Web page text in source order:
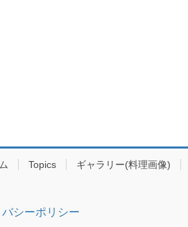
Topics ギャラリー(料理画像)
シーポリシー